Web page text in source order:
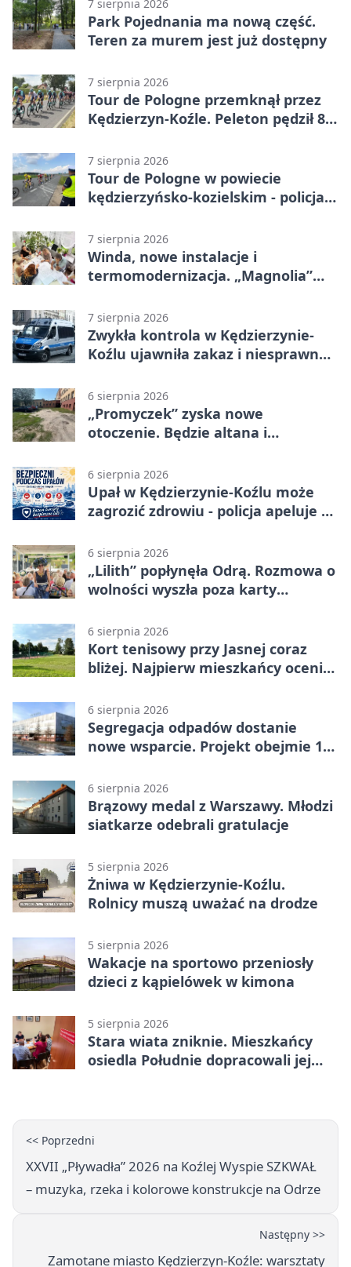
7 sierpnia 2026
Park Pojednania ma nową część.
Teren za murem jest już dostępny
7 sierpnia 2026
Tour de Pologne przemknął przez
Kędzierzyn-Koźle. Peleton pędził 80
7 sierpnia 2026
Tour de Pologne w powiecie
kędzierzyńsko-kozielskim - policja
7 sierpnia 2026
Winda, nowe instalacje i
termomodernizacja. „Magnolia”
7 sierpnia 2026
Zwykła kontrola w Kędzierzynie-
Koźlu ujawniła zakaz i niesprawne
6 sierpnia 2026
„Promyczek” zyska nowe
otoczenie. Będzie altana i
6 sierpnia 2026
Upał w Kędzierzynie-Koźlu może
zagrozić zdrowiu - policja apeluje o
6 sierpnia 2026
„Lilith” popłynęła Odrą. Rozmowa o
wolności wyszła poza karty
6 sierpnia 2026
Kort tenisowy przy Jasnej coraz
bliżej. Najpierw mieszkańcy ocenią
6 sierpnia 2026
Segregacja odpadów dostanie
nowe wsparcie. Projekt obejmie 15
6 sierpnia 2026
Brązowy medal z Warszawy. Młodzi
siatkarze odebrali gratulacje
5 sierpnia 2026
Żniwa w Kędzierzynie-Koźlu.
Rolnicy muszą uważać na drodze
5 sierpnia 2026
Wakacje na sportowo przeniosły
dzieci z kąpielówek w kimona
5 sierpnia 2026
Stara wiata zniknie. Mieszkańcy
osiedla Południe dopracowali jej
<< Poprzedni
XXVII „Pływadła” 2026 na Koźlej Wyspie SZKWAŁ
– muzyka, rzeka i kolorowe konstrukcje na Odrze
Następny >>
Zamotane miasto Kędzierzyn-Koźle: warsztaty